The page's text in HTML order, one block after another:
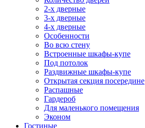
2-х дверные
3-х дверные
4-х дверные
Особенности
Во всю стену
Встроенные шкафы-купе
Под потолок
Раздвижные шкафы-купе
Открытая секция посередине
Распашные
Гардероб
Для маленького помещения
Эконом
Гостиные